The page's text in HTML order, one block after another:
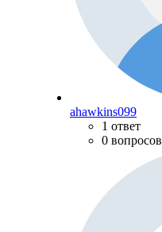
ahawkins099
1 ответ
0 вопросов